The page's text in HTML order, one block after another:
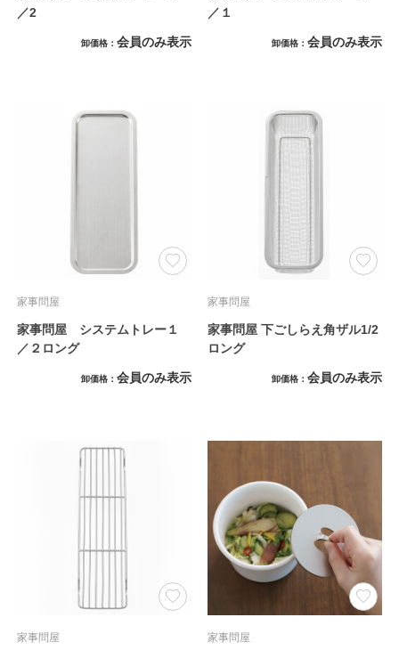
／2
卸価格 会員のみ表示
／１
卸価格 会員のみ表示
家事問屋
家事問屋 システムトレー１
／２ロング
卸価格 会員のみ表示
家事問屋
家事問屋 下ごしらえ角ザル1/2
ロング
卸価格 会員のみ表示
家事問屋 家事問屋